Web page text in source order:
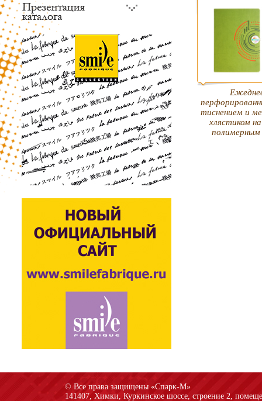
тиснением и
хлястиком
© Все права защищены «Спарк-M»
141407, Химки, Куркинское шоссе, строение 2,